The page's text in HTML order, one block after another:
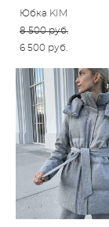
Юбка KIM
8 500 pуб.
6 500 pуб.